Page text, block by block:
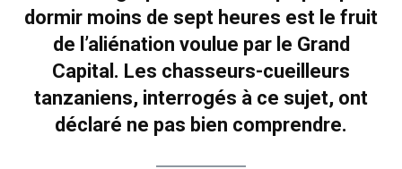
dormir moins de sept heures est le fruit
de l’aliénation voulue par le Grand
Capital. Les chasseurs-cueilleurs
tanzaniens, interrogés à ce sujet, ont
déclaré ne pas bien comprendre.